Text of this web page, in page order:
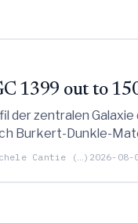
und die
1399 out to
zentralen Galaxie
Burkert-Dunkle-
intra-Cluster-
Cantie (…) 2026-08-